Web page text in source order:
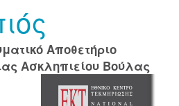
Αποθετήριο
Ασκληπιείου Βούλας